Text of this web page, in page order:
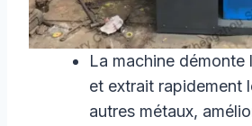
La machine démonte
et extrait rapidement
autres métaux,